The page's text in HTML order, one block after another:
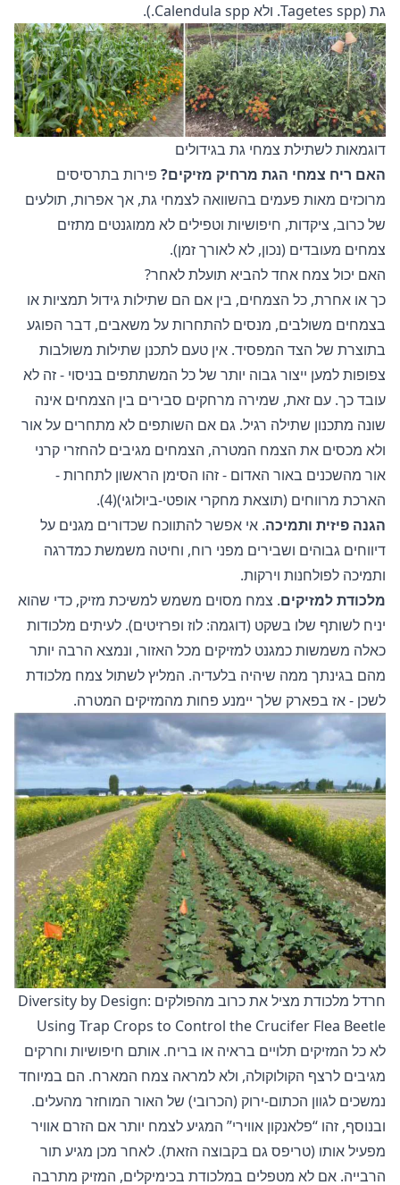
גת (Tagetes spp. ולא Calendula spp.).
דוגמאות לשתילת צמחי גת בגידולים
האם ריח צמחי הגת מרחיק מזיקים? פירות בתרסיסים
מרוכזים מאות פעמים בהשוואה לצמחי גת, אך אפרות, תולעים
של כרוב, ציקדות, חיפושיות וטפילים לא ממוגנטים מתזים
צמחים מעובדים (נכון, לא לאורך זמן).
האם יכול צמח אחד להביא תועלת לאחר?
כך או אחרת, כל הצמחים, בין אם הם שתילות גידול תמציות או
בצמחים משולבים, מנסים להתחרות על משאבים, דבר הפוגע
בתוצרת של הצד המפסיד. אין טעם לתכנן שתילות משולבות
צפופות למען ייצור גבוה יותר של כל המשתתפים בניסוי - זה לא
עובד כך. עם זאת, שמירה מרחקים סבירים בין הצמחים אינה
שונה מתכנון שתילה רגיל. גם אם השותפים לא מתחרים על אור
ולא מכסים את הצמח המטרה, הצמחים מגיבים להחזרי קרני
אור מהשכנים באור האדום - זהו הסימן הראשון לתחרות -
הארכת מרווחים (תוצאת מחקרי אופטי-ביולוגי)(4).
הגנה פיזית ותמיכה. אי אפשר להתווכח שכדורים מגנים על
דיווחים גבוהים ושבירים מפני רוח, וחיטה משמשת כמדרגה
ותמיכה לפולחנות וירקות.
מלכודת למזיקים. צמח מסוים משמש למשיכת מזיק, כדי שהוא
יניח לשותף שלו בשקט (דוגמה: לוז ופרזיטים). לעיתים מלכודות
כאלה משמשות כמגנט למזיקים מכל האזור, ונמצא הרבה יותר
מהם בגינתך ממה שיהיה בלעדיה. המליץ לשתול צמח מלכודת
לשכן - אז בפארק שלך יימנע פחות מהמזיקים המטרה.
חרדל מלכודת מציל את כרוב מהפולקים Diversity by Design:
Using Trap Crops to Control the Crucifer Flea Beetle
לא כל המזיקים תלויים בראיה או בריח. אותם חיפושיות וחרקים
מגיבים לרצף הקולוקולה, ולא למראה צמח המארח. הם במיוחד
נמשכים לגוון הכתום-ירוק (הכרובי) של האור המוחזר מהעלים.
ובנוסף, זהו “פלאנקון אווירי” המגיע לצמח יותר אם הזרם אוויר
מפעיל אותו (טריפס גם בקבוצה הזאת). לאחר מכן מגיע תור
הרבייה. אם לא מטפלים במלכודת בכימיקלים, המזיק מתרבה